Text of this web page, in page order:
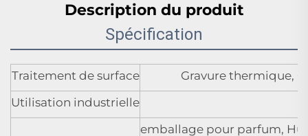
Description du produit
Spécification
Traitement de surface
Gravure thermique,
Utilisation industrielle
emballage pour parfum,